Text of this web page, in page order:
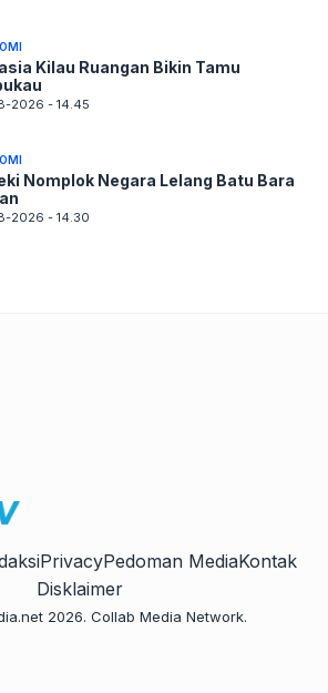
Kilau Ruangan Bikin Tamu
2026 - 14.45
Nomplok Negara Lelang Batu Bara
2026 - 14.30
PrivacyPedoman MediaKontak
Disklaimer
2026. Collab Media Network.